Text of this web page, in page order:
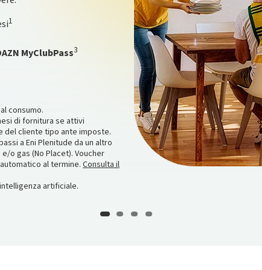
1
MyClubPass3
consumo.
di fornitura se attivi
del cliente tipo ante imposte.
a Eni Plenitude da un altro
o gas (No Placet). Voucher
al termine.Consulta il
artificiale.
TAN fisso 7,12% TAEG
e Plus hai Zurich Impianto
28‌. Consulta i T&C, il
delle iniziative sul sito
2026. Montepremi